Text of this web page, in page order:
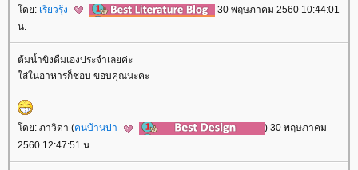
ดย: เรียวรุ้ง
30 พฤษภาคม 2560 10:44:01
น.
ต้มน้ำขิงดื่มเองประจำเลยค่ะ
ส่ในอาหารก็ชอบ ขอบคุณนะคะ
ดย: ภาวิดา (คนบ้านป่า
) 30 พฤษภาคม
2560 12:47:51 น.